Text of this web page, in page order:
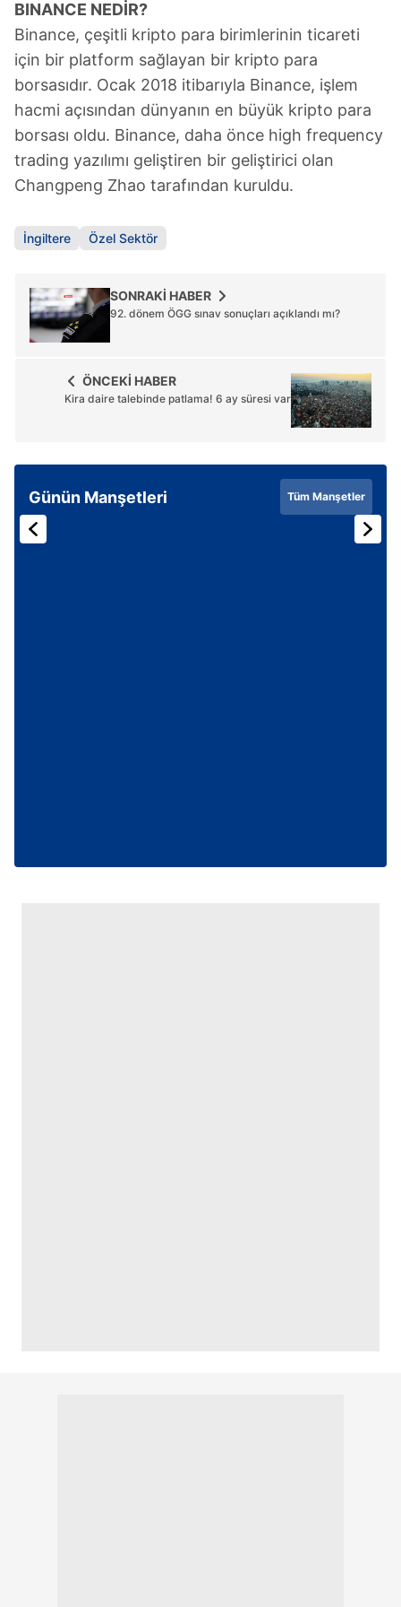
BINANCE NEDİR?
Binance, çeşitli kripto para birimlerinin ticareti
için bir platform sağlayan bir kripto para
borsasıdır. Ocak 2018 itibarıyla Binance, işlem
hacmi açısından dünyanın en büyük kripto para
borsası oldu. Binance, daha önce high frequency
trading yazılımı geliştiren bir geliştirici olan
Changpeng Zhao tarafından kuruldu.
İngiltere Özel Sektör
SONRAKİ HABER
92. dönem ÖGG sınav sonuçları açıklandı mı?
ÖNCEKİ HABER
Kira daire talebinde patlama! 6 ay süresi var
Günün Manşetleri Tüm Manşetler